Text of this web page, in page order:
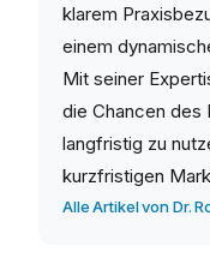
klarem
einem
Mit seiner
die Chancen des
langfristig zu
kurzfristigen
Alle Artikel von Dr.